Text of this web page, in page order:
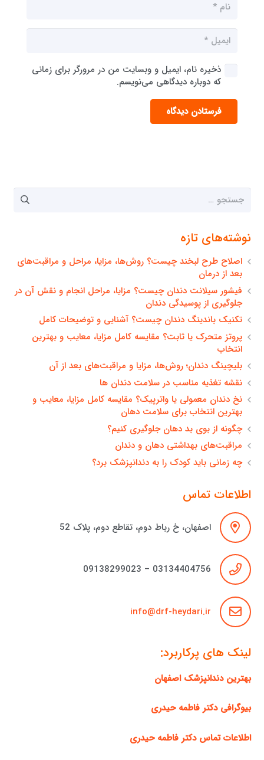
ذخیره نام، ایمیل و وبسایت من در مرورگر برای زمانی
که دوباره دیدگاهی می‌نویسم.
فرستادن دیدگاه
جستجو
نوشته‌های تازه
اصلاح طرح لبخند چیست؟ روش‌ها، مزایا، مراحل و مراقبت‌های
بعد از درمان
فیشور سیلانت دندان چیست؟ مزایا، مراحل انجام و نقش آن در
جلوگیری از پوسیدگی دندان
تکنیک باندینگ دندان چیست؟ آشنایی و توضیحات کامل
پروتز متحرک یا ثابت؟ مقایسه کامل مزایا، معایب و بهترین
انتخاب
بلیچینگ دندان؛ روش‌ها، مزایا و مراقبت‌های بعد از آن
نقشه تغذیه مناسب در سلامت دندان ها
نخ دندان معمولی یا واترپیک؟ مقایسه کامل مزایا، معایب و
بهترین انتخاب برای سلامت دهان
چگونه از بوی بد دهان جلوگیری کنیم؟
مراقبت‌های بهداشتی دهان و دندان
چه زمانی باید کودک را به دندانپزشک برد؟
اطلاعات تماس
اصفهان، خ رباط دوم، تقاطع دوم، پلاک 52
03134404756 – 09138299023
info@drf-heydari.ir
لینک های پرکاربرد:
بهترین دندانپزشک اصفهان
بیوگرافی دکتر فاطمه حیدری
اطلاعات تماس دکتر فاطمه حیدری